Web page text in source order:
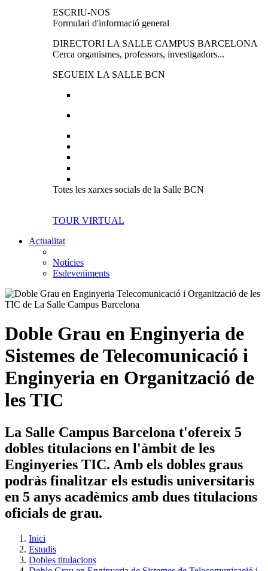
ESCRIU-NOS
Formulari d'informació general
DIRECTORI LA SALLE CAMPUS BARCELONA
Cerca organismes, professors, investigadors...
SEGUEIX LA SALLE BCN
Totes les xarxes socials de la Salle BCN
TOUR VIRTUAL
Actualitat
Notícies
Esdeveniments
Doble Grau en Enginyeria de
Sistemes de Telecomunicació i
Enginyeria en Organització de
les TIC
La Salle Campus Barcelona t'ofereix 5
dobles titulacions en l'àmbit de les
Enginyeries TIC. Amb els dobles graus
podràs finalitzar els estudis universitaris
en 5 anys acadèmics amb dues titulacions
oficials de grau.
Inici
Estudis
Dobles titulacions